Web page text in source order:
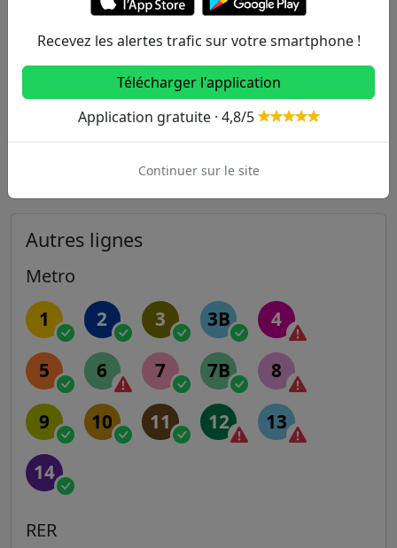
Flandre 60 731m
La Pérouse 170 249 330
Autres lignes
Metro
1 2 3 3B 4
5 6 7 7B 8
9 10 11 12 13
14
RER
Recevez les alertes trafic sur votre smartphone !
Télécharger l'application
Application gratuite · 4,8/5
Continuer sur le site